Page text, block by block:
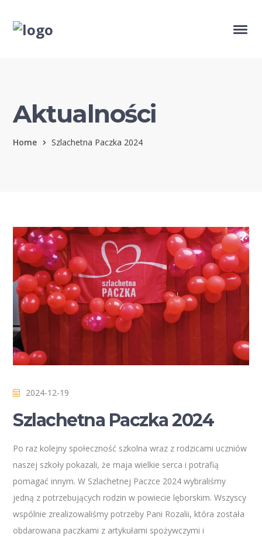
Aktualności
Home Szlachetna Paczka 2024
2024-12-19
Szlachetna Paczka 2024
Po raz kolejny społeczność szkolna wraz z rodzicami uczniów
naszej szkoły pokazali, że maja wielkie serca i potrafią
pomagać innym. W Szlachetnej Paczce 2024 wybraliśmy
jedną z potrzebujących rodzin w powiecie lęborskim. Wszyscy
wspólnie zrealizowaliśmy potrzeby Pani Rozalii, która została
obdarowana paczkami z artykułami spożywczymi i